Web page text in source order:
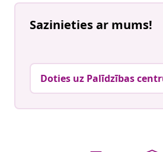
Sazinieties ar mums!
Doties uz Palīdzības